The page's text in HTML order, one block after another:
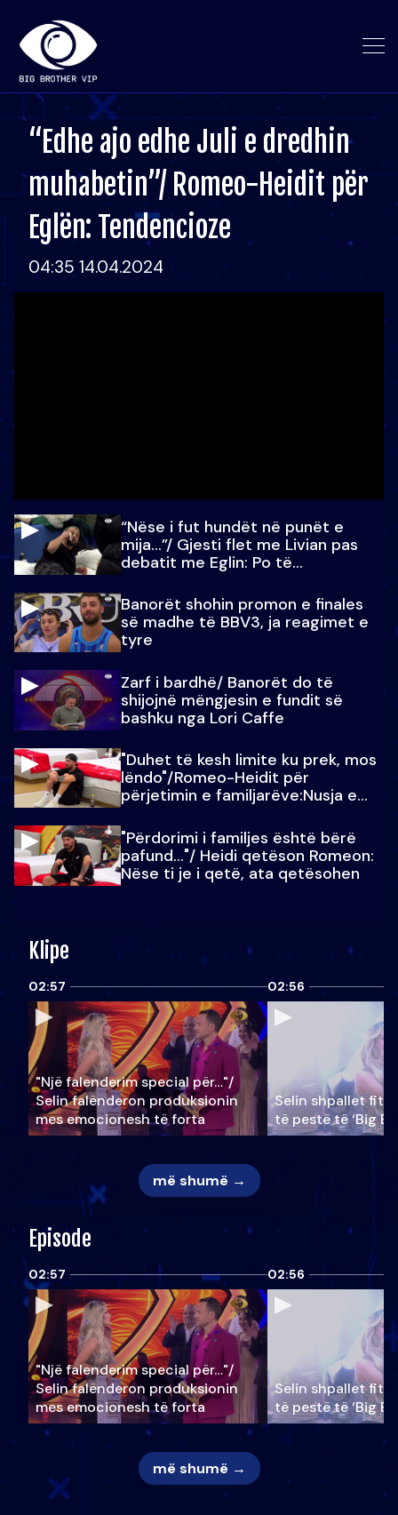
“Edhe ajo edhe Juli e dredhin
muhabetin”/ Romeo-Heidit për
Eglën: Tendencioze
04:35 14.04.2024
“Nëse i fut hundët në punët e
mija…”/ Gjesti flet me Livian pas
debatit me Eglin: Po të
Banorët shohin promon e finales
së madhe të BBV3, ja reagimet e
tyre
Zarf i bardhë/ Banorët do të
shijojnë mëngjesin e fundit së
bashku nga Lori Caffe
"Duhet të kesh limite ku prek, mos
lëndo"/Romeo-Heidit për
përjetimin e familjarëve:Nusja e
"Përdorimi i familjes është bërë
pafund…"/ Heidi qetëson Romeon:
Nëse ti je i qetë, ata qetësohen
Klipe
02:57
"Një falenderim special për…"/
Selin falënderon produksionin
mes emocionesh të forta
02:56
Selin shpallet
të pestë të ‘Big
më shumë →
Episode
02:57
"Një falenderim special për…"/
Selin falënderon produksionin
mes emocionesh të forta
02:56
Selin shpallet
të pestë të ‘Big
më shumë →